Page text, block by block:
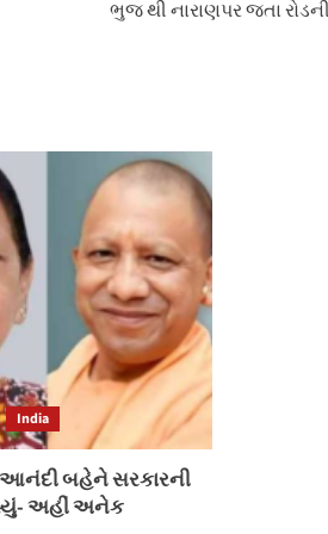
ભુજ થી નારાણપર જતા
India
આનંદી બહેને સરકારની
અહીં અનેક